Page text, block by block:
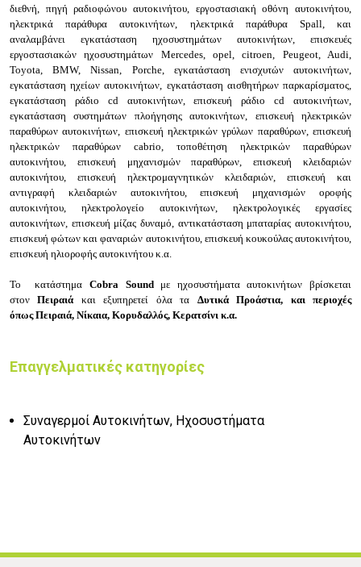
διεθνή, πηγή ραδιοφώνου αυτοκινήτου, εργοστασιακή οθόνη αυτοκινήτου,
ηλεκτρικά παράθυρα αυτοκινήτων, ηλεκτρικά παράθυρα Spall, και
αναλαμβάνει εγκατάσταση ηχοσυστημάτων αυτοκινήτων, επισκευές
εργοστασιακών ηχοσυστημάτων Mercedes, opel, citroen, Peugeot, Audi,
Toyota, BMW, Nissan, Porche, εγκατάσταση ενισχυτών αυτοκινήτων,
εγκατάσταση ηχείων αυτοκινήτων, εγκατάσταση αισθητήρων παρκαρίσματος,
εγκατάσταση ράδιο cd αυτοκινήτων, επισκευή ράδιο cd αυτοκινήτων,
εγκατάσταση συστημάτων πλοήγησης αυτοκινήτων, επισκευή ηλεκτρικών
παραθύρων αυτοκινήτων, επισκευή ηλεκτρικών γρύλων παραθύρων, επισκευή
ηλεκτρικών παραθύρων cabrio, τοποθέτηση ηλεκτρικών παραθύρων
αυτοκινήτου, επισκευή μηχανισμών παραθύρων, επισκευή κλειδαριών
αυτοκινήτου, επισκευή ηλεκτρομαγνητικών κλειδαριών, επισκευή και
αντιγραφή κλειδαριών αυτοκινήτου, επισκευή μηχανισμών οροφής
αυτοκινήτου, ηλεκτρολογείο αυτοκινήτων, ηλεκτρολογικές εργασίες
αυτοκινήτων, επισκευή μίζας δυναμό, αντικατάσταση μπαταρίας αυτοκινήτου,
επισκευή φώτων και φαναριών αυτοκινήτου, επισκευή κουκούλας αυτοκινήτου,
επισκευή ηλιοροφής αυτοκινήτου κ.α.
Το κατάστημα Cobra Sound με ηχοσυστήματα αυτοκινήτων βρίσκεται
στονΠειραιά και εξυπηρετεί όλα τα Δυτικά Προάστια, και περιοχές
όπως Πειραιά, Νίκαια, Κορυδαλλός, Κερατσίνι κ.α.
Επαγγελματικές κατηγορίες
Συναγερμοί Αυτοκινήτων, Ηχοσυστήματα
Αυτοκινήτων